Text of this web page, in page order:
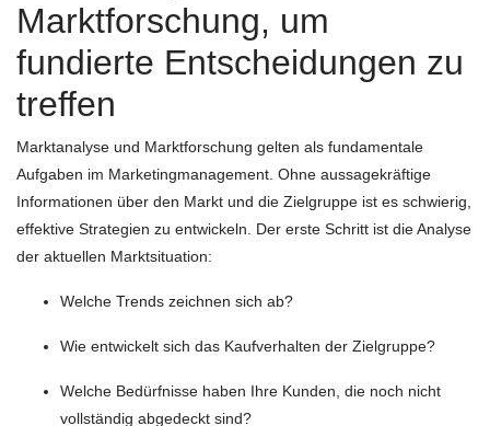
Marktforschung, um
fundierte Entscheidungen zu
treffen
Marktanalyse und Marktforschung gelten als fundamentale
Aufgaben im Marketingmanagement. Ohne aussagekräftige
Informationen über den Markt und die Zielgruppe ist es schwierig,
effektive Strategien zu entwickeln. Der erste Schritt ist die Analyse
der aktuellen Marktsituation:
Welche Trends zeichnen sich ab?
Wie entwickelt sich das Kaufverhalten der Zielgruppe?
Welche Bedürfnisse haben Ihre Kunden, die noch nicht
vollständig abgedeckt sind?